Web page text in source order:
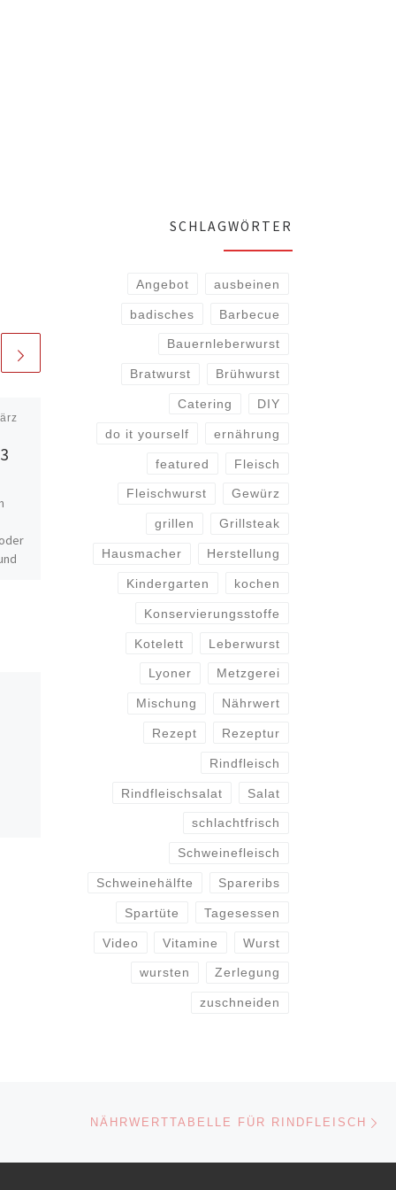
2015
Eisen
Fleisch und Wurstwaren sind
die wichtigsten Eisenquellen,
tierischen Produkten besser
verwerten kann, als das aus
SCHLAGWÖRTER
Angebot ausbeinen
badisches Barbecue
Bauernleberwurst
Bratwurst Brühwurst
Catering DIY
do it yourself ernährung
featured Fleisch
Fleischwurst Gewürz
grillen Grillsteak
Hausmacher Herstellung
Kindergarten kochen
Konservierungsstoffe
Kotelett Leberwurst
Lyoner Metzgerei
Mischung Nährwert
Rezept Rezeptur
Rindfleisch
Rindfleischsalat Salat
schlachtfrisch
Schweinefleisch
Schweinehälfte Spareribs
Spartüte Tagesessen
Video Vitamine Wurst
wursten Zerlegung
zuschneiden
NÄHRWERTTABELLE FÜR RINDFLEISCH